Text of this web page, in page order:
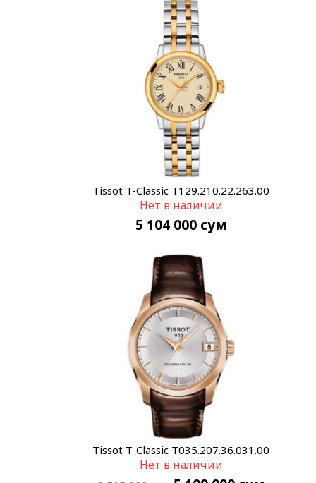
Tissot T-Classic T129.210.22.263.00
Нет в наличии
5 104 000 сум
Tissot T-Classic T035.207.36.031.00
Нет в наличии